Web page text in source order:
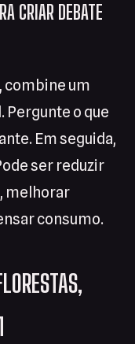
CRIAR DEBATE
combine um
Pergunte o que
Em seguida,
ser reduzir
melhorar
consumo.